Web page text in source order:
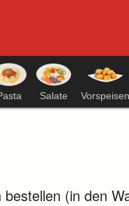
Salate Vorspeisen
(in den